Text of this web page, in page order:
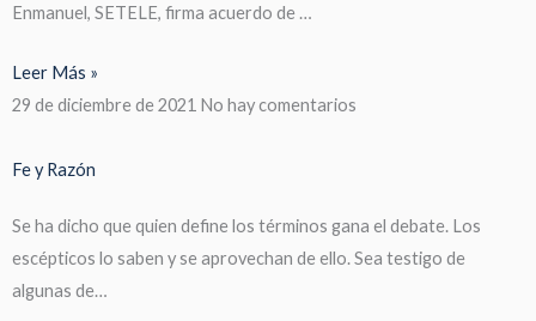
Enmanuel, SETELE, firma acuerdo de …
Leer Más »
29 de diciembre de 2021 No hay comentarios
Fe y Razón
Se ha dicho que quien define los términos gana el debate. Los
escépticos lo saben y se aprovechan de ello. Sea testigo de
algunas de…